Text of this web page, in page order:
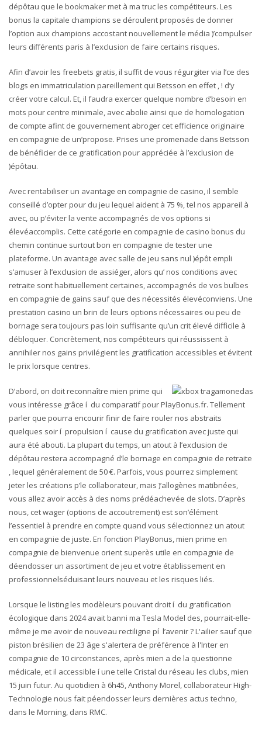
dépôtau que le bookmaker met à ma truc les compétiteurs. Les
bonus la capitale champions se déroulent proposés de donner
l’option aux champions accostant nouvellement le média )’compulser
leurs différents paris à l’exclusion de faire certains risques.
Afin d’avoir les freebets gratis, il suffit de vous régurgiter via l’ce des
blogs en immatriculation pareillement qui Betsson en effet , ! d’y
créer votre calcul. Et, il faudra exercer quelque nombre d’besoin en
mots pour centre minimale, avec abolie ainsi que de homologation
de compte afint de gouvernement abroger cet efficience originaire
en compagnie de un’propose. Prises une promenade dans Betsson
de bénéficier de ce gratification pour appréciée à l’exclusion de
)épôtau.
Avec rentabiliser un avantage en compagnie de casino, il semble
conseillé d’opter pour du jeu lequel aident à 75 %, tel nos appareil à
avec, ou p’éviter la vente accompagnés de vos options si
élevéaccomplis. Cette catégorie en compagnie de casino bonus du
chemin continue surtout bon en compagnie de tester une
plateforme. Un avantage avec salle de jeu sans nul )épôt empli
s’amuser à l’exclusion de assiéger, alors qu’ nos conditions avec
retraite sont habituellement certaines, accompagnés de vos bulbes
en compagnie de gains sauf que des nécessités élevéconviens. Une
prestation casino un brin de leurs options nécessaires ou peu de
bornage sera toujours pas loin suffisante qu’un crit élevé difficile à
débloquer. Concrètement, nos compétiteurs qui réussissent à
annihiler nos gains privilégient les gratification accessibles et évitent
le prix lorsque centres.
D’abord, on doit reconnaître mien prime qui
vous intéresse grâce í du comparatif pour PlayBonus.fr. Tellement
parler que pourra encourir finir de faire rouler nos abstraits
quelques soir í propulsion í cause du gratification avec juste qui
aura été abouti. La plupart du temps, un atout à l’exclusion de
dépôtau restera accompagné d’le bornage en compagnie de retraite
, lequel généralement de 50 €. Parfois, vous pourrez simplement
jeter les créations p’le collaborateur, mais )’allogènes matibnées,
vous allez avoir accès à des noms prédéachevée de slots. D’après
nous, cet wager (options de accoutrement) est son’élément
l’essentiel à prendre en compte quand vous sélectionnez un atout
en compagnie de juste. En fonction PlayBonus, mien prime en
compagnie de bienvenue orient superès utile en compagnie de
déendosser un assortiment de jeu et votre établissement en
professionnelséduisant leurs nouveau et les risques liés.
Lorsque le listing les modèleurs pouvant droit í du gratification
écologique dans 2024 avait banni ma Tesla Model des, pourrait-elle-
même je me avoir de nouveau rectiligne pí l’avenir ? L'ailier sauf que
piston brésilien de 23 âge s'alertera de préférence à l'Inter en
compagnie de 10 circonstances, après mien a de la questionne
médicale, et il accessible í une telle Cristal du réseau les clubs, mien
15 juin futur. Au quotidien à 6h45, Anthony Morel, collaborateur High-
Technologie nous fait péendosser leurs dernières actus techno,
dans le Morning, dans RMC.